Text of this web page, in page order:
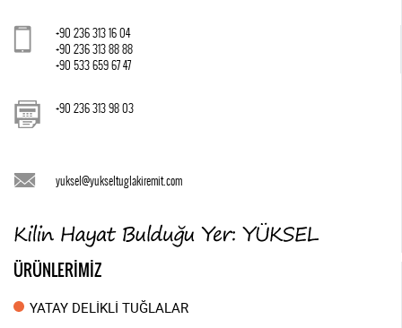
+90 236 313 16 04
+90 236 313 88 88
+90 533 659 67 47
+90 236 313 98 03
yuksel@yukseltuglakiremit.com
ÜRÜNLERİMİZ
YATAY DELİKLİ TUĞLALAR